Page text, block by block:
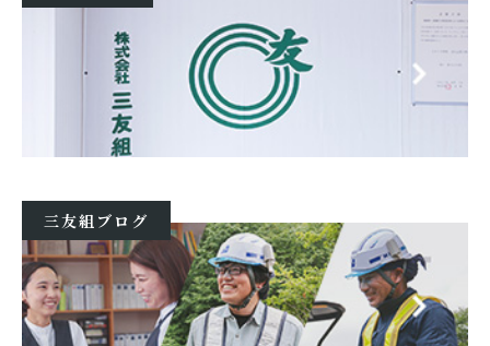
三友組ブログ